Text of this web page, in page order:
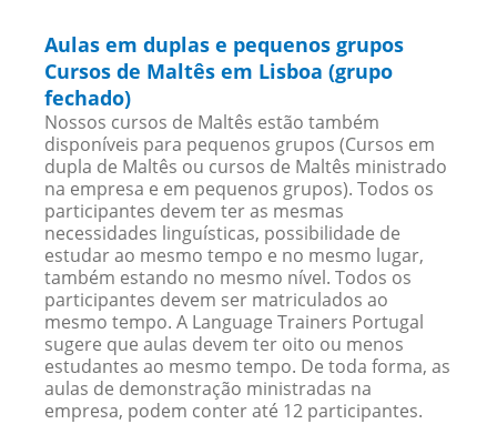
Aulas em duplas e pequenos grupos
Cursos de Maltês em Lisboa (grupo
fechado)
Nossos cursos de Maltês estão também
disponíveis para pequenos grupos (Cursos em
dupla de Maltês ou cursos de Maltês ministrado
na empresa e em pequenos grupos). Todos os
participantes devem ter as mesmas
necessidades linguísticas, possibilidade de
estudar ao mesmo tempo e no mesmo lugar,
também estando no mesmo nível. Todos os
participantes devem ser matriculados ao
mesmo tempo. A Language Trainers Portugal
sugere que aulas devem ter oito ou menos
estudantes ao mesmo tempo. De toda forma, as
aulas de demonstração ministradas na
empresa, podem conter até 12 participantes.